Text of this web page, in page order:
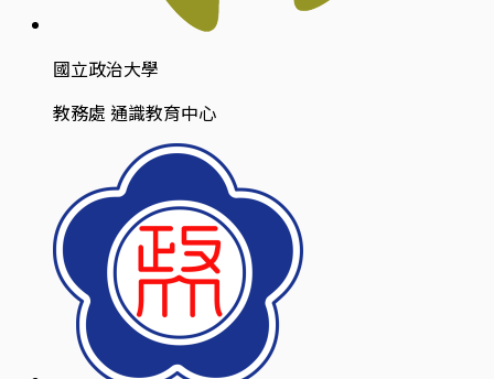
國立政治大學
教務處 通識教育中心